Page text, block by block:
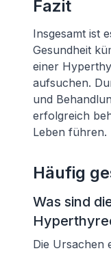
Fazit
Insgesamt ist
Gesundheit
einer
aufsuchen.
und
erfolgreich
Leben führen.
Häufig
Was sind
Die Ursachen